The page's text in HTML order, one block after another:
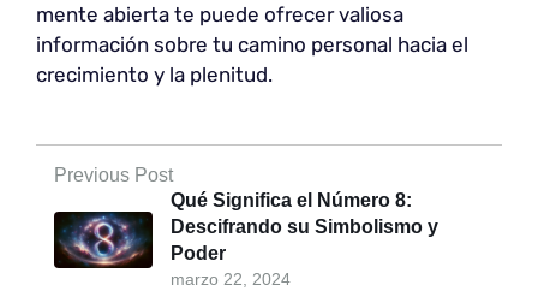
mente abierta te puede ofrecer valiosa
información sobre tu camino personal hacia el
crecimiento y la plenitud.
Previous Post
marzo 22, 2024
Qué Significa el Número 8:
Descifrando su Simbolismo y
Poder